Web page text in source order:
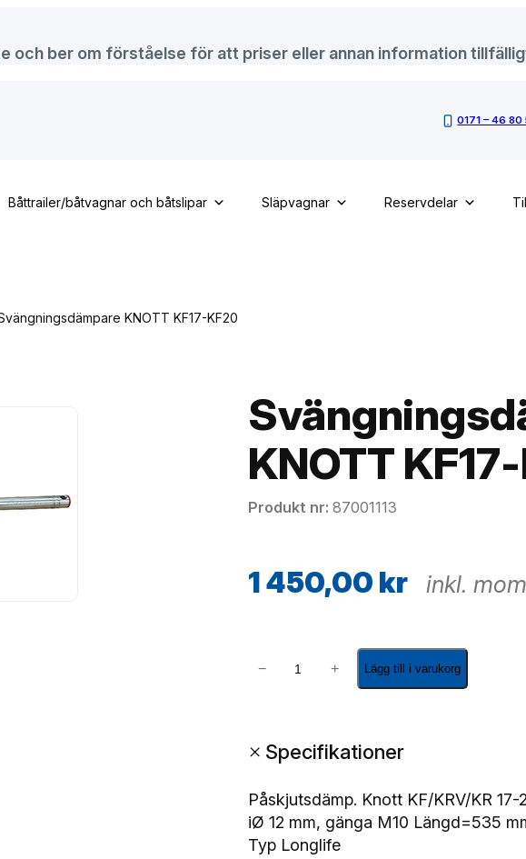
och ber om förståelse för att priser eller annan information
0171 – 46 80
Båttrailer/båtvagnar och båtslipar Släpvagnar Reservdelar
KNOTT KF17-KF20
KNOTT
Produkt nr 87001113
1 450,00 kr inkl.
g
i
n
g
− + Lägg till i varukorg
+Specifikationer
Påskjutsdämp. Knott KF/KRV/KR 17-
iØ 12 mm, gänga M10 Längd=535
Typ Longlife